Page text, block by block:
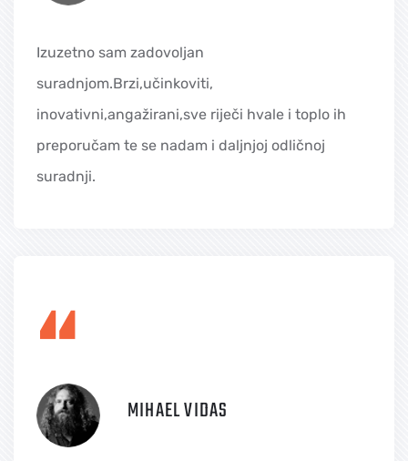
Izuzetno sam zadovoljan
suradnjom.Brzi,učinkoviti,
inovativni,angažirani,sve riječi hvale i toplo ih
preporučam te se nadam i daljnjoj odličnoj
suradnji.
“ MIHAEL VIDAS